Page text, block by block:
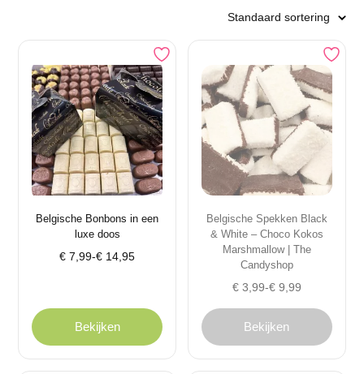
Belgische Bonbons in een
luxe doos
€ 7,99-€ 14,95
Prijsklasse:
Bekijken
Belgische Spekken Black
& White – Choco Kokos
Marshmallow | The
Candyshop
€3,99-€9,99
Prijsklasse:
€ 9,99
Bekijken